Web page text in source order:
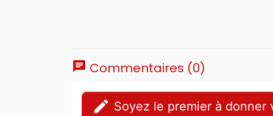
chat Commentaires (0)
edit Soyez le premier à donner